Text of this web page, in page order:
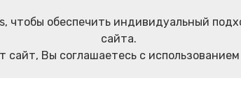
чтобы обеспечить индивидуальный
сайта.
сайт, Вы соглашаетесь с